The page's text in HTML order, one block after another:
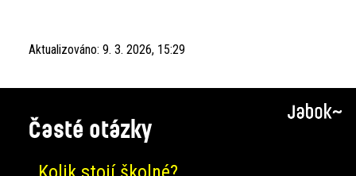
Aktualizováno: 9. 3. 2026, 15:29
Časté otázky